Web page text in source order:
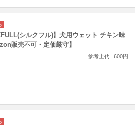
シルクフル)】犬用ウェット チキン味
販売不可・定価厳守】
参考上代 600円